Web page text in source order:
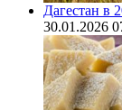
Дагестан в
30.01.2026